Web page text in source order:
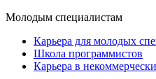
Молодым специалистам
Карьера для молодых
Школа программистов
Карьера в